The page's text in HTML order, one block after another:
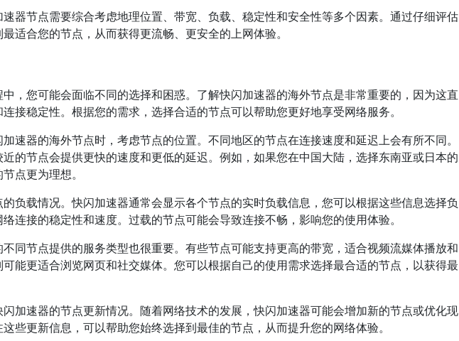
器节点需要综合考虑地理位置、带宽、负载、稳定性和安全性等多个因素。通过仔细评估
适合您的节点，从而获得更流畅、更安全的上网体验。
，您可能会面临不同的选择和困惑。了解快闪加速器的海外节点是非常重要的，因为这直
接稳定性。根据您的需求，选择合适的节点可以帮助您更好地享受网络服务。
速器的海外节点时，考虑节点的位置。不同地区的节点在连接速度和延迟上会有所不同。
的节点会提供更快的速度和更低的延迟。例如，如果您在中国大陆，选择东南亚或日本的
点更为理想。
负载情况。快闪加速器通常会显示各个节点的实时负载信息，您可以根据这些信息选择负
连接的稳定性和速度。过载的节点可能会导致连接不畅，影响您的使用体验。
同节点提供的服务类型也很重要。有些节点可能支持更高的带宽，适合视频流媒体播放和
能更适合浏览网页和社交媒体。您可以根据自己的使用需求选择最合适的节点，以获得最
加速器的节点更新情况。随着网络技术的发展，快闪加速器可能会增加新的节点或优化现
些更新信息，可以帮助您始终选择到最佳的节点，从而提升您的网络体验。